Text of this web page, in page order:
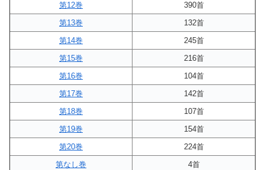
第12巻
390首
第13巻
132首
第14巻
245首
第15巻
216首
第16巻
104首
第17巻
142首
第18巻
107首
第19巻
154首
第20巻
224首
第なし巻
4首